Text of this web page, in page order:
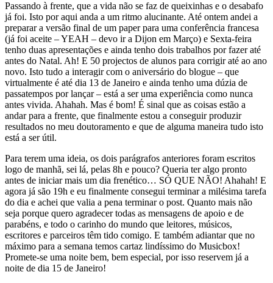
Passando à frente, que a vida não se faz de queixinhas e o desabafo
já foi. Isto por aqui anda a um ritmo alucinante. Até ontem andei a
preparar a versão final de um paper para uma conferência francesa
(já foi aceite – YEAH – devo ir a Dijon em Março) e Sexta-feira
tenho duas apresentações e ainda tenho dois trabalhos por fazer até
antes do Natal. Ah! E 50 projectos de alunos para corrigir até ao ano
novo. Isto tudo a interagir com o aniversário do blogue – que
virtualmente é até dia 13 de Janeiro e ainda tenho uma dúzia de
passatempos por lançar – está a ser uma experiência como nunca
antes vivida. Ahahah. Mas é bom! É sinal que as coisas estão a
andar para a frente, que finalmente estou a conseguir produzir
resultados no meu doutoramento e que de alguma maneira tudo isto
está a ser útil.
Para terem uma ideia, os dois parágrafos anteriores foram escritos
logo de manhã, sei lá, pelas 8h e pouco? Queria ter algo pronto
antes de iniciar mais um dia frenético… SÓ QUE NÃO! Ahahah! E
agora já são 19h e eu finalmente consegui terminar a milésima tarefa
do dia e achei que valia a pena terminar o post. Quanto mais não
seja porque quero agradecer todas as mensagens de apoio e de
parabéns, e todo o carinho do mundo que leitores, músicos,
escritores e parceiros têm tido comigo. E também adiantar que no
máximo para a semana temos cartaz lindíssimo do Musicbox!
Promete-se uma noite bem, bem especial, por isso reservem já a
noite de dia 15 de Janeiro!